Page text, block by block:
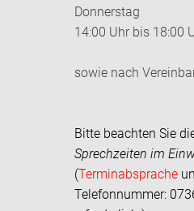
Donnerstag
14:00 Uhr bis 18:00
sowie nach
Bitte beachten Sie
Sprechzeiten im
(Terminabsprache
Telefonnummer: